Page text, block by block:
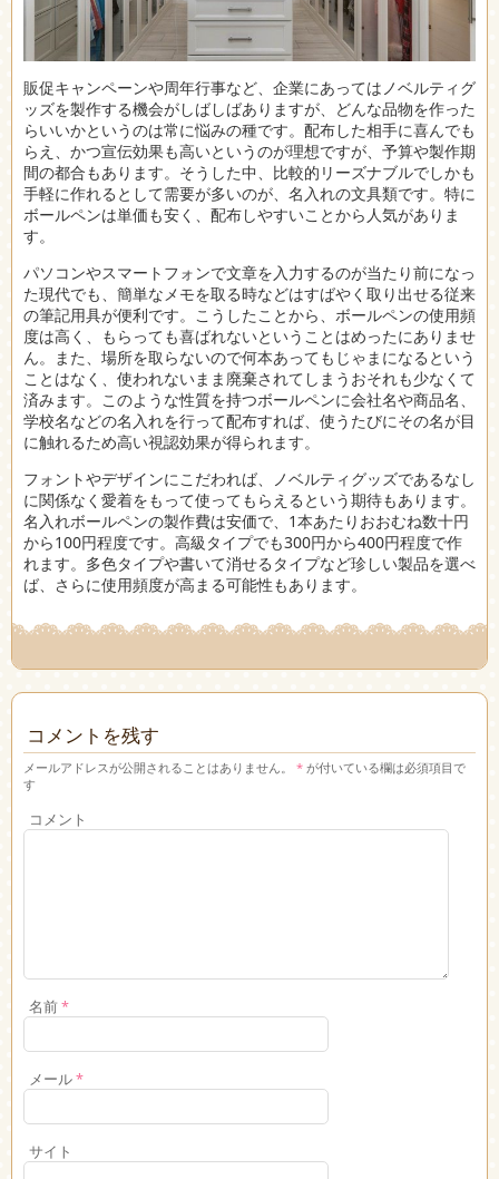
販促キャンペーンや周年行事など、企業にあってはノベルティグ
ッズを製作する機会がしばしばありますが、どんな品物を作った
らいいかというのは常に悩みの種です。 配布した相手に喜んでも
らえ、かつ宣伝効果も高いというのが理想ですが、予算や製作期
間の都合もあります。そうした中、比較的リーズナブルでしかも
手軽に作れるとして需要が多いのが、名入れの文具類です。特に
ボールペンは単価も安く、配布しやすいことから人気がありま
す。
パソコンやスマートフォンで文章を入力するのが当たり前になっ
た現代でも、簡単なメモを取る時などはすばやく取り出せる従来
の筆記用具が便利です。こうしたことから、ボールペンの使用頻
度は高く、もらっても喜ばれないということはめったにありませ
ん。また、場所を取らないので何本あってもじゃまになるという
ことはなく、使われないまま廃棄されてしまうおそれも少なくて
済みます。このような性質を持つボールペンに会社名や商品名、
学校名などの名入れを行って配布すれば、使うたびにその名が目
に触れるため高い視認効果が得られます。
フォントやデザインにこだわれば、ノベルティグッズであるなし
に関係なく愛着をもって使ってもらえるという期待もあります。
名入れボールペンの製作費は安価で、1本あたりおおむね数十円
から100円程度です。高級タイプでも300円から400円程度で作
れます。多色タイプや書いて消せるタイプなど珍しい製品を選べ
ば、さらに使用頻度が高まる可能性もあります。
コメントを残す
メールアドレスが公開されることはありません。 * が付いている欄は必須項目で
す
コメント
名前*
メール*
サイト